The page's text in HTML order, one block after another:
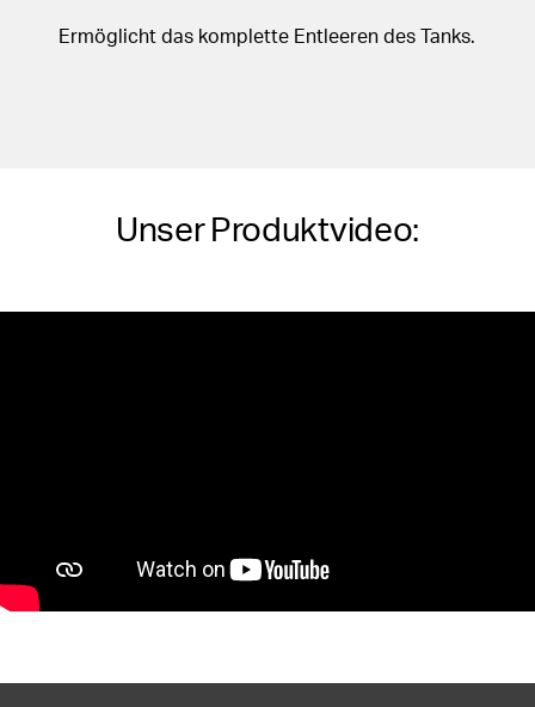
Ermöglicht das komplette Entleeren des Tanks.
Unser Produktvideo: